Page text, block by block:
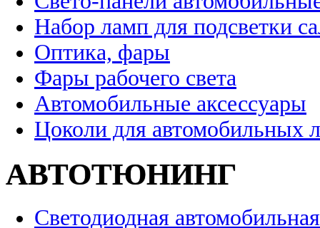
Набор ламп для подсветки
Оптика, фары
Фары рабочего света
Автомобильные аксессуары
Цоколи для автомобильных
АВТОТЮНИНГ
Светодиодная